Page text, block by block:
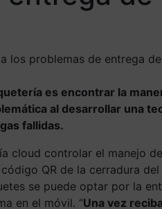
los problemas de entrega
es encontrar la
al desarrollar una
fallidas.
cloud controlar el manejo
QR de la cerradura
se puede optar por la
en el móvil. “Una vez